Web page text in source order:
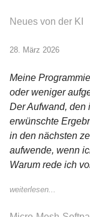
Neues von der KI
28. März 2026
Meine
oder weniger
Der Aufwand, den
erwünschte
in den nächsten
aufwende, wenn
Warum rede ich
weiterlesen...